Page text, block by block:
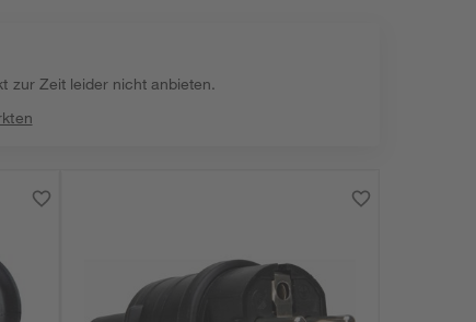
zur Zeit leider nicht anbieten.